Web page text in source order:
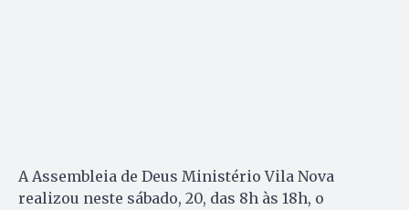
A Assembleia de Deus Ministério Vila Nova
realizou neste sábado, 20, das 8h às 18h, o